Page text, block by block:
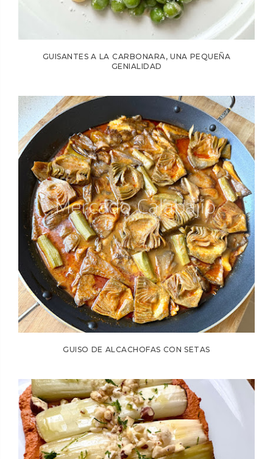
GUISANTES A LA CARBONARA, UNA PEQUEÑA
GENIALIDAD
GUISO DE ALCACHOFAS CON SETAS